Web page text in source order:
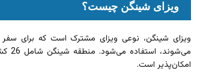
ویزای شینگن چیست؟
ویزای شینگن، نوعی ویزای مشترک است که برای
امکان‌پذیر است.